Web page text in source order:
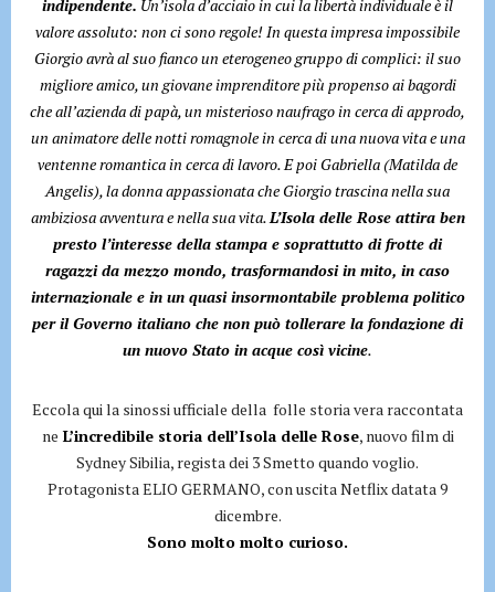
indipendente. Un’isola d’acciaio in cui la libertà individuale è il
valore assoluto: non ci sono regole! In questa impresa impossibile
Giorgio avrà al suo fianco un eterogeneo gruppo di complici: il suo
migliore amico, un giovane imprenditore più propenso ai bagordi
che all’azienda di papà, un misterioso naufrago in cerca di approdo,
un animatore delle notti romagnole in cerca di una nuova vita e una
ventenne romantica in cerca di lavoro. E poi Gabriella (Matilda de
Angelis), la donna appassionata che Giorgio trascina nella sua
ambiziosa avventura e nella sua vita.L’Isola delle Rose attira ben
presto l’interesse della stampa e soprattutto di frotte di
ragazzi da mezzo mondo, trasformandosi in mito, in caso
internazionale e in un quasi insormontabile problema politico
per il Governo italiano che non può tollerare la fondazione di
un nuovo Stato in acque così vicine.
Eccola qui la sinossi ufficiale della folle storia vera raccontata
ne L’incredibile storia dell’Isola delle Rose, nuovo film di
Sydney Sibilia, regista dei 3 Smetto quando voglio.
Protagonista ELIO GERMANO, con uscita Netflix datata 9
dicembre.
Sono molto molto curioso.